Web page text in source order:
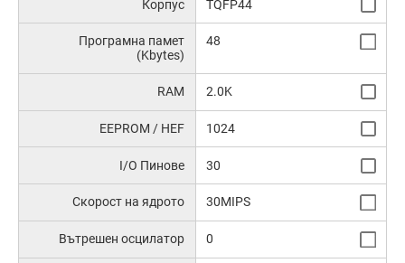
Корпус TQFP44
Програмна памет
(Kbytes)
48
RAM 2.0K
EEPROM / HEF 1024
I/O Пинове 30
Скорост на ядрото 30MIPS
Вътрешен осцилатор 0